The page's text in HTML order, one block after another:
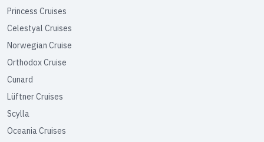
Princess Cruises
Celestyal Cruises
Norwegian Cruise
Orthodox Cruise
Cunard
Lüftner Cruises
Scylla
Oceania Cruises